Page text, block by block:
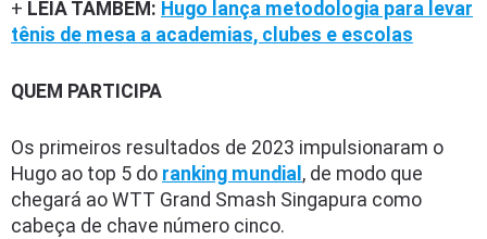
+ LEIA TAMBÉM: Hugo lança metodologia para levar
tênis de mesa a academias, clubes e escolas
QUEM PARTICIPA
Os primeiros resultados de 2023 impulsionaram o
Hugo ao top 5 do ranking mundial , de modo que
chegará ao WTT Grand Smash Singapura como
cabeça de chave número cinco.